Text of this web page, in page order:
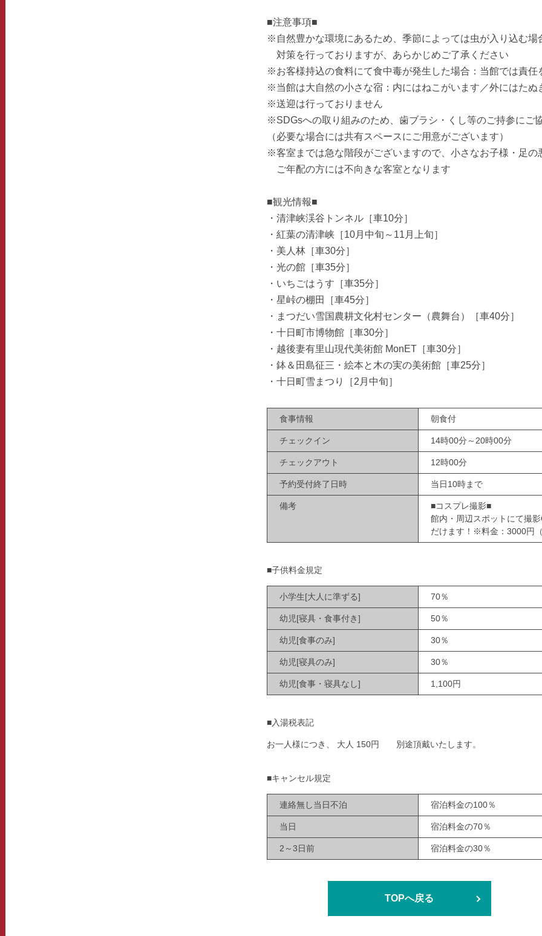
■注意事項■
※自然豊かな環境にあるため、季節によっては虫が入り込む場
対策を行っておりますが、あらかじめご了承ください
※お客様持込の食料にて食中毒が発生した場合：当館では責任
※当館は大自然の小さな宿：内にはねこがいます／外にはたぬ
※送迎は行っておりません
※SDGsへの取り組みのため、歯ブラシ・くし等のご持参にご
（必要な場合には共有スペースにご用意がございます）
※客室までは急な階段がございますので、小さなお子様・足の
ご年配の方には不向きな客室となります
■観光情報■
・清津峡渓谷トンネル［車10分］
・紅葉の清津峡［10月中旬～11月上旬］
・美人林［車30分］
・光の館［車35分］
・いちごはうす［車35分］
・星峠の棚田［車45分］
・まつだい雪国農耕文化村センター（農舞台）［車40分］
・十日町市博物館［車30分］
・越後妻有里山現代美術館 MonET［車30分］
・鉢＆田島征三・絵本と木の実の美術館［車25分］
・十日町雪まつり［2月中旬］
食事情報 朝食付
チェックイン 14時00分～20時00分
チェックアウト 12時00分
予約受付終了日時 当日10時まで
備考
■コスプレ撮影■
館内・周辺スポットにて撮
だけます！※料金：3000円
■子供料金規定
小学生[大人に準ずる] 70％
幼児[寝具・食事付き] 50％
幼児[食事のみ] 30％
幼児[寝具のみ] 30％
幼児[食事・寝具なし] 1,100円
■入湯税表記
お一人様につき、 大人 150円 別途頂戴いたします。
■キャンセル規定
連絡無し当日不泊 宿泊料金の100％
当日 宿泊料金の70％
2～3日前 宿泊料金の30％
TOPへ戻る